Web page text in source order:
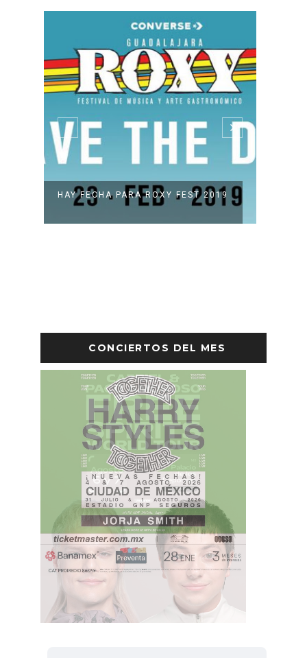
HAY FECHA PARA ROXY FEST 2019
CONCIERTOS DEL MES